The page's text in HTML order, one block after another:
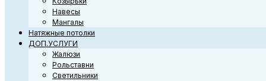
Навесы
Мангалы
Натяжные потолки
ДОП.УСЛУГИ
Жалюзи
Рольставни
Светильники